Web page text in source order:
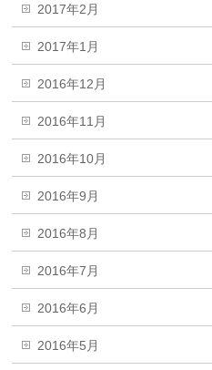
2017年2月
2017年1月
2016年12月
2016年11月
2016年10月
2016年9月
2016年8月
2016年7月
2016年6月
2016年5月